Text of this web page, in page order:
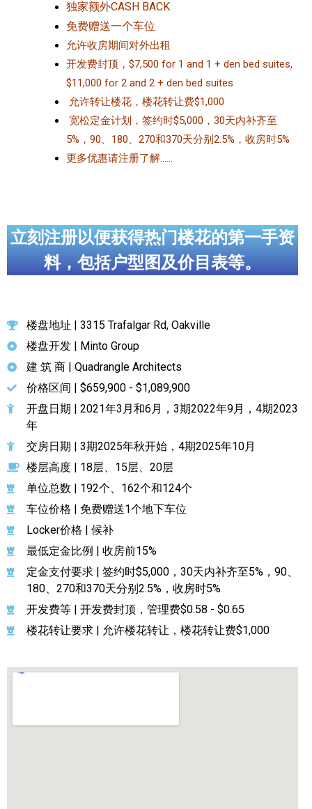
独家额外CASH BACK
免费赠送一个车位
允许收房期间对外出租
开发费封顶，$7,500 for 1 and 1 + den bed suites,
$11,000 for 2 and 2 + den bed suites
允许转让楼花，楼花转让费$1,000
宽松定金计划，签约时$5,000，30天内补齐至
5%，90、180、270和370天分别2.5%，收房时5%
更多优惠请注册了解……
立刻注册以便获得热门楼花的第一手资
料，包括户型图及价目表等。
楼盘地址 | 3315 Trafalgar Rd, Oakville
楼盘开发 | Minto Group
建 筑 商 | Quadrangle Architects
价格区间 | $659,900 - $1,089,900
开盘日期 | 2021年3月和6月，3期2022年9月，4期2023
年
交房日期 | 3期2025年秋开始，4期2025年10月
楼层高度 | 18层、15层、20层
单位总数 | 192个、162个和124个
车位价格 | 免费赠送1个地下车位
Locker价格 | 候补
最低定金比例 | 收房前15%
定金支付要求 | 签约时$5,000，30天内补齐至5%，90、
180、270和370天分别2.5%，收房时5%
开发费等 | 开发费封顶，管理费$0.58 - $0.65
楼花转让要求 | 允许楼花转让，楼花转让费$1,000